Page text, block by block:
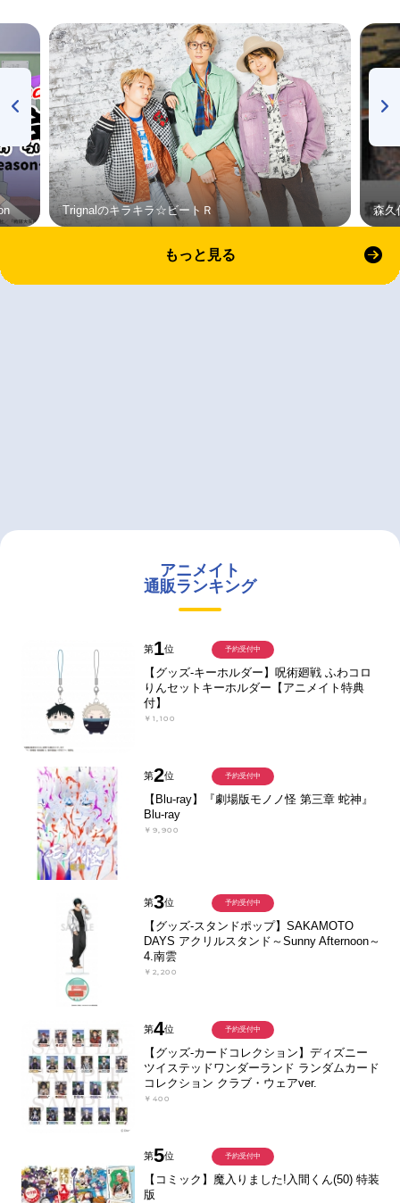
Trignalのキラキラ☆ビートＲ 森久
もっと見る
アニメイト
通販ランキング
第1位
【グッズ-キーホルダー】呪術廻戦 ふわコロ
りんセットキーホルダー【アニメイト特典
付】
￥1,100
予約受付中
第2位
【Blu-ray】『劇場版モノノ怪 第三章 蛇神』
Blu-ray
￥9,900
予約受付中
第3位
【グッズ-スタンドポップ】SAKAMOTO
DAYS アクリルスタンド～Sunny Afternoon～
4.南雲
￥2,200
予約受付中
第4位
【グッズ-カードコレクション】ディズニー
ツイステッドワンダーランド ランダムカード
コレクション クラブ・ウェアver.
￥400
予約受付中
第5位
【コミック】魔入りました!入間くん(50) 特装
版
予約受付中